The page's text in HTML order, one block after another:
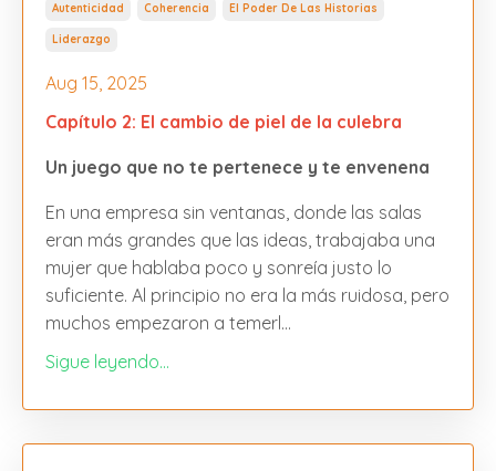
Autenticidad Coherencia El Poder De Las Historias
Liderazgo
Aug 15, 2025
Capítulo 2: El cambio de piel de la culebra
Un juego que no te pertenece y te envenena
En una empresa sin ventanas, donde las salas
eran más grandes que las ideas, trabajaba una
mujer que hablaba poco y sonreía justo lo
suficiente. Al principio no era la más ruidosa, pero
muchos empezaron a temerl...
Sigue leyendo...